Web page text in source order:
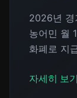
2026년 경
농어민 월
화폐로 지
자세히 보기